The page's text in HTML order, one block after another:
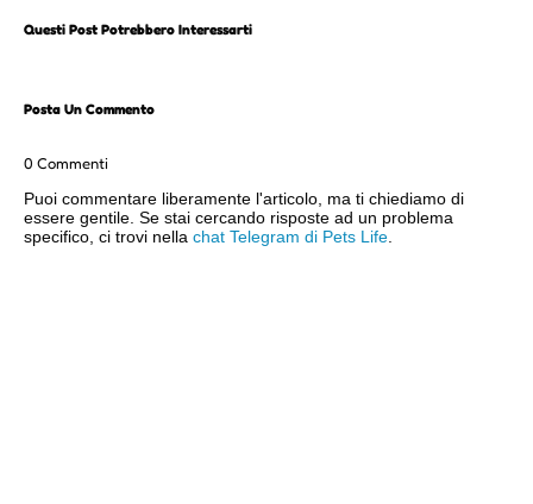
Questi Post Potrebbero Interessarti
Posta Un Commento
0 Commenti
Puoi commentare liberamente l'articolo, ma ti chiediamo di
essere gentile. Se stai cercando risposte ad un problema
specifico, ci trovi nella chat Telegram di Pets Life